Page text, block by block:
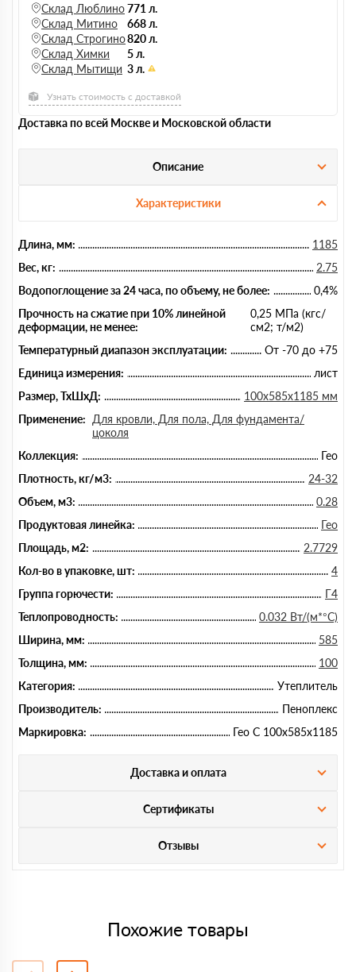
Склад Люблино771 л.
Склад Митино
668 л.
Склад Строгино820 л.
Склад Химки
5 л.
Склад Мытищи 3 л.
Узнать стоимость с доставкой
Доставка по всей Москве и Московской области
Описание
Характеристики
Длина, мм:
1185
Вес, кг:
2.75
Водопоглощение за 24 часа, по объему, не более:
0,4%
Прочность на сжатие при 10% линейной
деформации, не менее:
0,25 МПа (кгс/
см2; т/м2)
Температурный диапазон эксплуатации:
От -70 до +75
Единица измерения:
лист
Размер, ТхШхД:
100х585х1185 мм
Применение: Для кровли, Для пола, Для фундамента/
цоколя
Коллекция:
Гео
Плотность, кг/м3:
24-32
Объем, м3:
0.28
Продуктовая линейка:
Гео
Площадь, м2:
2.7729
Кол-во в упаковке, шт:
4
Группа горючести:
Г4
Теплопроводность:
0.032 Вт/(м*°C)
Ширина, мм:
585
Толщина, мм:
100
Категория:
Утеплитель
Производитель:
Пеноплекс
Маркировка:
Гео С 100х585х1185
Доставка и оплата
Сертификаты
Отзывы
Похожие товары